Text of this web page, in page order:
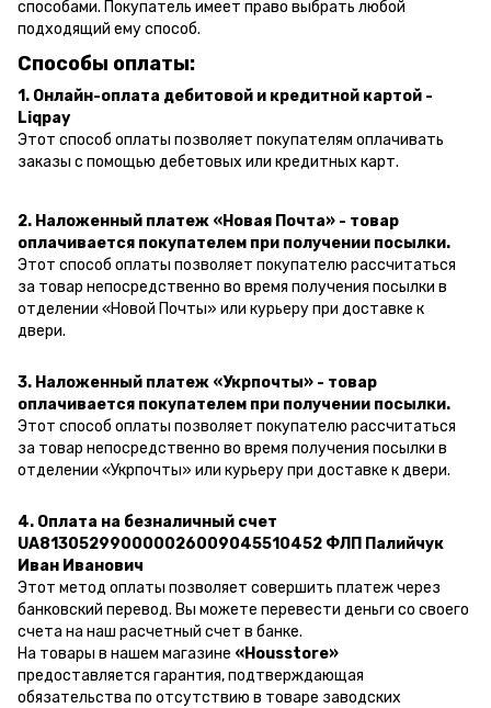
способами. Покупатель имеет право выбрать любой
подходящий ему способ.
Способы оплаты:
1. Онлайн-оплата дебитовой и кредитной картой -
Liqpay
Этот способ оплаты позволяет покупателям оплачивать
заказы с помощью дебетовых или кредитных карт.
2. Наложенный платеж «Новая Почта» - товар
оплачивается покупателем при получении посылки.
Этот способ оплаты позволяет покупателю рассчитаться
за товар непосредственно во время получения посылки в
отделении «Новой Почты» или курьеру при доставке к
двери.
3. Наложенный платеж «Укрпочты» - товар
оплачивается покупателем при получении посылки.
Этот способ оплаты позволяет покупателю рассчитаться
за товар непосредственно во время получения посылки в
отделении «Укрпочты» или курьеру при доставке к двери.
4. Оплата на безналичный счет
UA813052990000026009045510452 ФЛП Палийчук
Иван Иванович
Этот метод оплаты позволяет совершить платеж через
банковский перевод. Вы можете перевести деньги со своего
счета на наш расчетный счет в банке.
На товары в нашем магазине «Housstore»
предоставляется гарантия, подтверждающая
обязательства по отсутствию в товаре заводских